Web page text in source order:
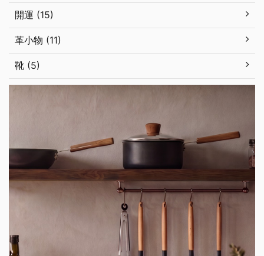
開運 (15)
革小物 (11)
靴 (5)